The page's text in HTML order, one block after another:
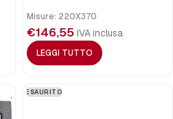
Misure: 220X370
€146,55 IVA inclusa
LEGGI TUTTO
ESAURITO